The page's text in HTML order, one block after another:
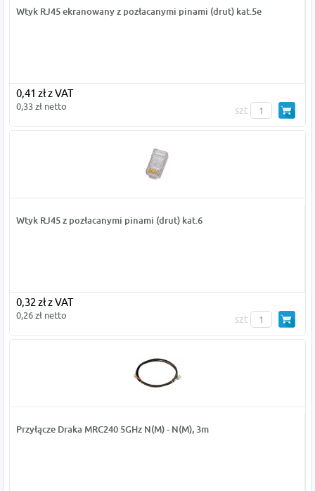
Wtyk RJ45 ekranowany z pozłacanymi pinami (drut) kat.5e
0,41 zł z VAT
0,33 zł netto szt
Wtyk RJ45 z pozłacanymi pinami (drut) kat.6
0,32 zł z VAT
0,26 zł netto szt
Przyłącze Draka MRC240 5GHz N(M) - N(M), 3m